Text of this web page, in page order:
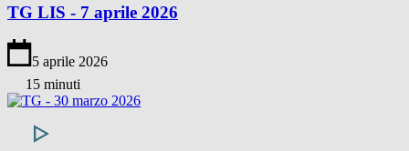
TG LIS - 7 aprile 2026
5 aprile 2026
15 minuti